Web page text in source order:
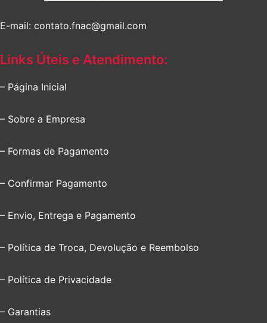
E-mail: contato.fnac@gmail.com
Links Úteis e Atendimento:
– Página Inicial
– Sobre a Empresa
– Formas de Pagamento
– Confirmar Pagamento
– Envio, Entrega e Pagamento
– Política de Troca, Devolução e Reembolso
– Política de Privacidade
– Garantias